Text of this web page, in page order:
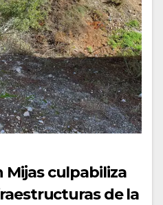
Mijas culpabiliza
de la